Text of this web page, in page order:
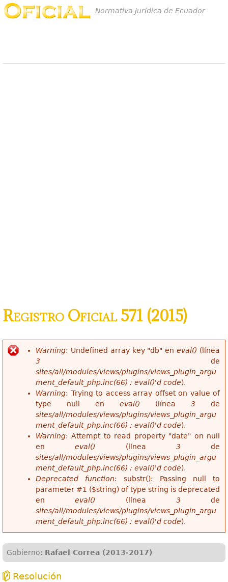
Normativa Jurídica de Ecuador
Registro Oficial 571 (2015)
Mensaje de error
Warning: Undefined array key "db" eneval() (línea
3 de
sites/all/modules/views/plugins/views_plugin_argu
ment_default_php.inc(66) : eval()'d code).
Warning: Trying to access array offset on value of
type null en eval() (línea 3 de
sites/all/modules/views/plugins/views_plugin_argu
ment_default_php.inc(66) : eval()'d code).
Warning: Attempt to read property "date" on null
eneval() (línea 3 de
sites/all/modules/views/plugins/views_plugin_argu
ment_default_php.inc(66) : eval()'d code).
Deprecated function: substr(): Passing null to
parameter #1 ($string) of type string is deprecated
eneval() (línea 3 de
sites/all/modules/views/plugins/views_plugin_argu
ment_default_php.inc(66) : eval()'d code).
Gobierno: Rafael Correa (2013-2017)
Resolución